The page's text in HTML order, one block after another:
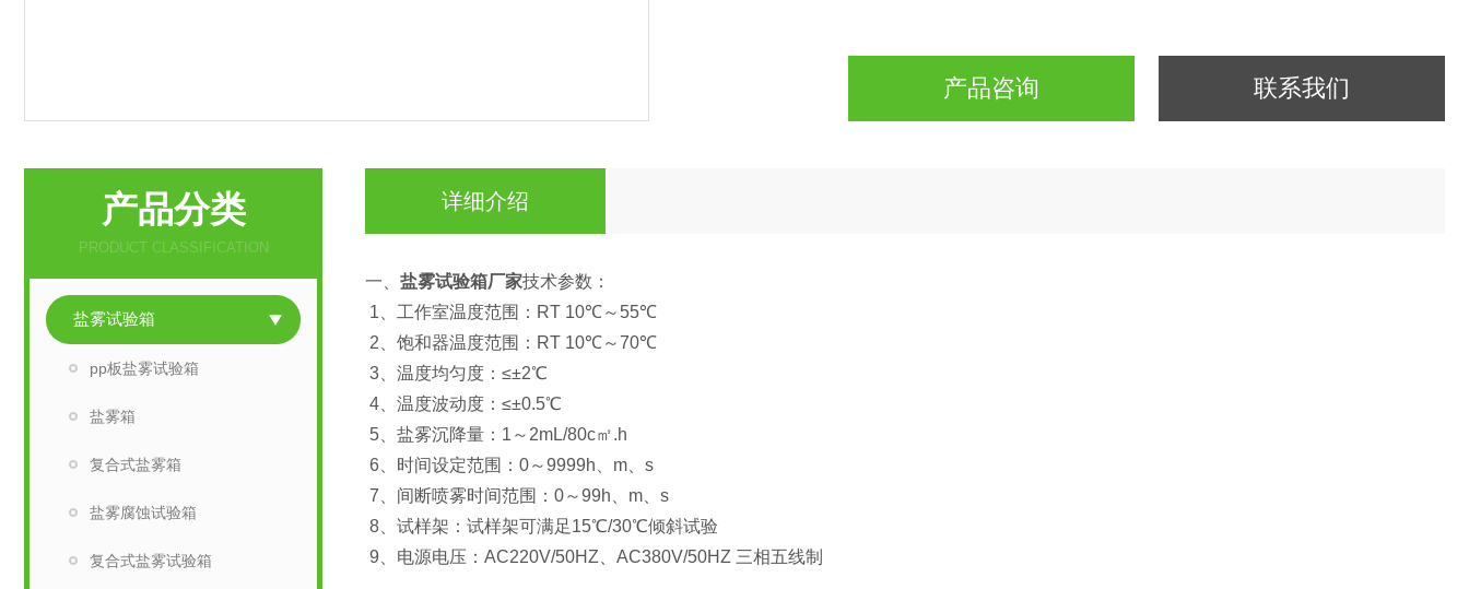
产品咨询 联系我们
产品分类
PRODUCT CLASSIFICATION
盐雾试验箱
pp板盐雾试验箱
盐雾箱
复合式盐雾箱
盐雾腐蚀试验箱
复合式盐雾试验箱
详细介绍
一、 盐雾试验箱厂家技术参数：
1、工作室温度范围：RT 10℃～55℃
2、饱和器温度范围：RT 10℃～70℃
3、温度均匀度：≤±2℃
4、温度波动度：≤±0.5℃
5、盐雾沉降量：1～2mL/80c㎡.h
6、时间设定范围：0～9999h、m、s
7、间断喷雾时间范围：0～99h、m、s
8、试样架：试样架可满足15℃/30℃倾斜试验
9、电源电压：AC220V/50HZ、AC380V/50HZ 三相五线制